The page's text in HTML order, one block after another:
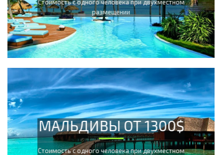
Cтоимость с одного человека при двухместном
размещении
МАЛЬДИВЫ ОТ 1300$
Cтоимость с одного человека при двухместном